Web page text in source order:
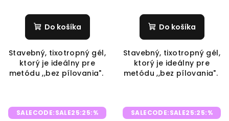
Do košíka
Stavebný, tixotropný gél,
ktorý je ideálny pre
metódu ,,bez pílovania".
Do košíka
Stavebný, tixotropný gél,
ktorý je ideálny pre
metódu ,,bez pílovania".
SALECODE:SALE25:25:% SALECODE:SALE25:25:%